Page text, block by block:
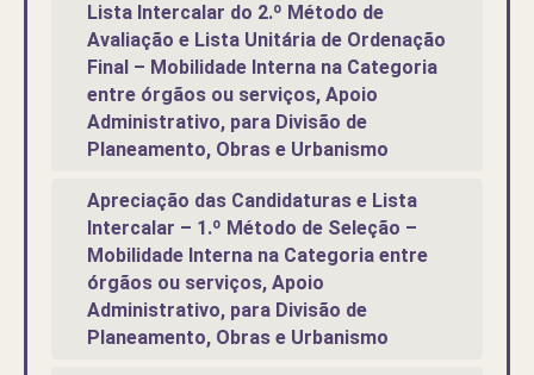
Lista Intercalar do 2.º Método de
Avaliação e Lista Unitária de Ordenação
Final – Mobilidade Interna na Categoria
entre órgãos ou serviços, Apoio
Administrativo, para Divisão de
Planeamento, Obras e Urbanismo
Apreciação das Candidaturas e Lista
Intercalar – 1.º Método de Seleção –
Mobilidade Interna na Categoria entre
órgãos ou serviços, Apoio
Administrativo, para Divisão de
Planeamento, Obras e Urbanismo